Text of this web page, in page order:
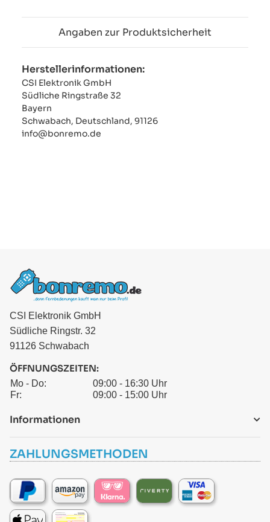
Angaben zur Produktsicherheit
Herstellerinformationen:
CSI Elektronik GmbH
Südliche Ringstraße 32
Bayern
Schwabach, Deutschland, 91126
info@bonremo.de
CSI Elektronik GmbH
Südliche Ringstr. 32
91126 Schwabach
ÖFFNUNGSZEITEN:
Mo - Do:
09:00 - 16:30 Uhr
Fr:
09:00 - 15:00 Uhr
Informationen
ZAHLUNGSMETHODEN